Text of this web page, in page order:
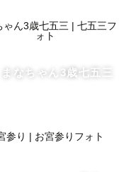
まなちゃん3歳七五三